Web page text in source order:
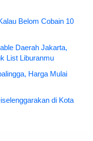
Belom Cobain 10
Daerah Jakarta,
List Liburanmu
Harga Mulai
di Kota